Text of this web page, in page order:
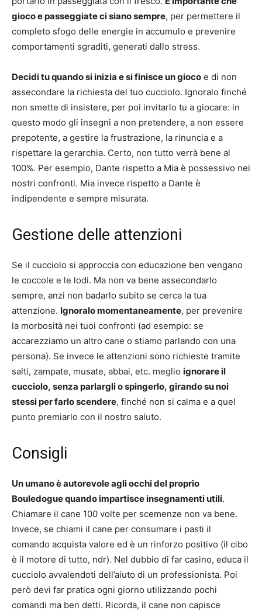
gioco e passeggiate ci siano sempre, per permettere il
completo sfogo delle energie in accumulo e prevenire
comportamenti sgraditi, generati dallo stress.
Decidi tu quando si inizia e si finisce un gioco e di non
assecondare la richiesta del tuo cucciolo. Ignoralo finché
non smette di insistere, per poi invitarlo tu a giocare: in
questo modo gli insegni a non pretendere, a non essere
prepotente, a gestire la frustrazione, la rinuncia e a
rispettare la gerarchia. Certo, non tutto verrà bene al
100%. Per esempio, Dante rispetto a Mia è possessivo nei
nostri confronti. Mia invece rispetto a Dante è
indipendente e sempre misurata.
Gestione delle attenzioni
Se il cucciolo si approccia con educazione ben vengano
le coccole e le lodi. Ma non va bene assecondarlo
sempre, anzi non badarlo subito se cerca la tua
attenzione. Ignoralo momentaneamente, per prevenire
la morbosità nei tuoi confronti (ad esempio: se
accarezziamo un altro cane o stiamo parlando con una
persona). Se invece le attenzioni sono richieste tramite
salti, zampate, musate, abbai, etc. meglio ignorare il
cucciolo, senza parlargli o spingerlo, girando su noi
stessi per farlo scendere, finché non si calma e a quel
punto premiarlo con il nostro saluto.
Consigli
Un umano è autorevole agli occhi del proprio
Bouledogue quando impartisce insegnamenti utili.
Chiamare il cane 100 volte per scemenze non va bene.
Invece, se chiami il cane per consumare i pasti il
comando acquista valore ed è un rinforzo positivo (il cibo
è il motore di tutto, ndr). Nel dubbio di far casino, educa il
cucciolo avvalendoti dell’aiuto di un professionista. Poi
però devi far pratica ogni giorno utilizzando pochi
comandi ma ben detti. Ricorda, il cane non capisce